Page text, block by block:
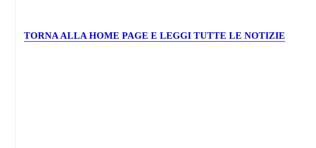
TORNA ALLA HOME PAGE E LEGGI TUTTE LE NOTIZIE